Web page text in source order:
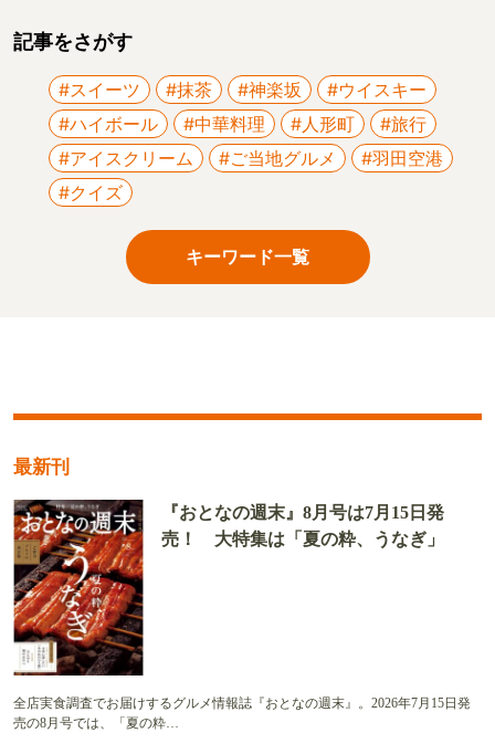
記事をさがす
#スイーツ #抹茶 #神楽坂
#ウイスキー
#ハイボール
#中華料理 #人形町
#旅行
#アイスクリーム
#ご当地グルメ
#羽田空港
#クイズ
キーワード一覧
最新刊
『おとなの週末』8月号は7月15日発
売！ 大特集は「夏の粋、うなぎ」
全店実食調査でお届けするグルメ情報誌『おとなの週末』。2026年7月15日発
売の8月号では、「夏の粋…